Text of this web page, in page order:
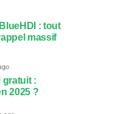
: tout
massif
gratuit :
2025 ?